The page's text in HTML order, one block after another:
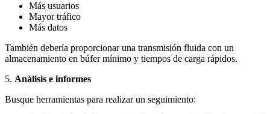
Más usuarios
Mayor tráfico
Más datos
También debería proporcionar una transmisión fluida con un
almacenamiento en búfer mínimo y tiempos de carga rápidos.
5. Análisis e informes
Busque herramientas para realizar un seguimiento: